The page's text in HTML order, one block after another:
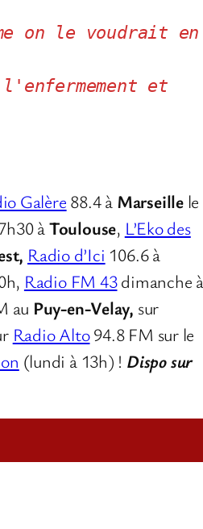
on le voudrait en
et
Galère 88.4 à Marseille le
à Toulouse, L’Eko des
Radio d’Ici 106.6 à
Radio FM 43dimanche à
au Puy-en-Velay, sur
Radio Alto94.8 FM sur le
(lundi à 13h) ! Dispo sur